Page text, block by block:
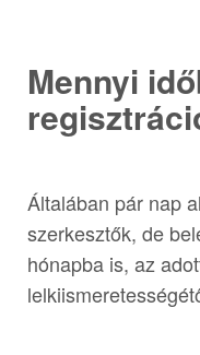
Mennyi
Általában pár nap
szerkesztők, de
hónapba is, az